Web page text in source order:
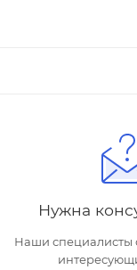
Нужна
Наши специалисты